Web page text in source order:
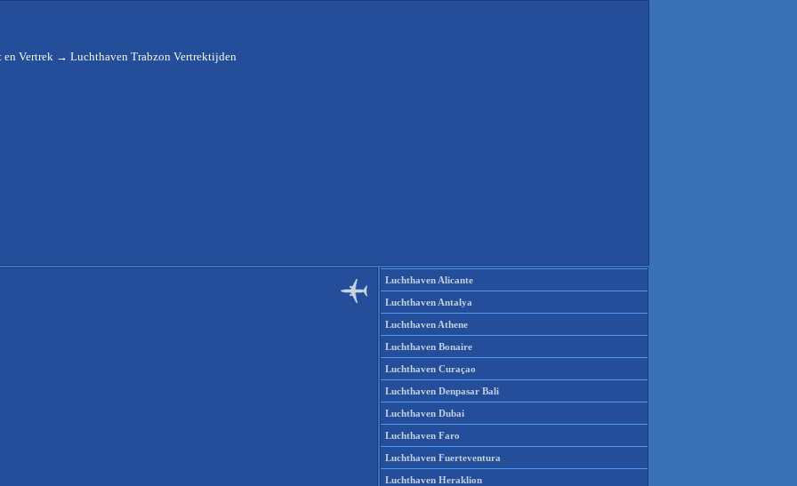
Vertrek → Luchthaven Trabzon Vertrektijden
Luchthaven Alicante
Luchthaven Antalya
Luchthaven Athene
Luchthaven Bonaire
Luchthaven Curaçao
Luchthaven Denpasar Bali
Luchthaven Dubai
Luchthaven Faro
Luchthaven Fuerteventura
Luchthaven Heraklion